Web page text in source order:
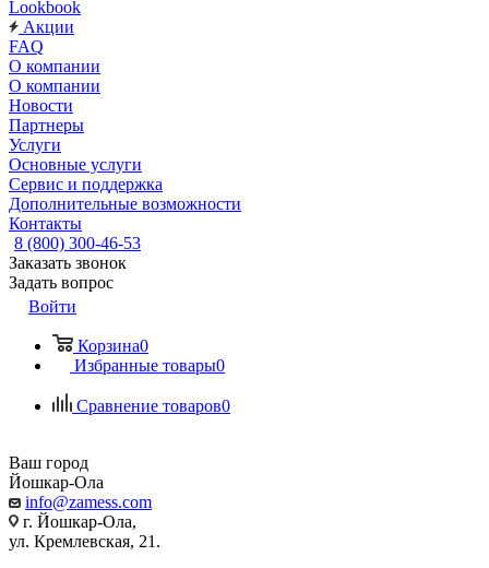
Lookbook
Акции
FAQ
О компании
О компании
Новости
Партнеры
Услуги
Основные услуги
Сервис и поддержка
Дополнительные возможности
Контакты
8 (800) 300-46-53
Заказать звонок
Задать вопрос
Войти
Корзина0
Избранные товары0
Сравнение товаров0
Ваш город
Йошкар-Ола
info@zamess.com
г. Йошкар-Ола,
ул. Кремлевская, 21.